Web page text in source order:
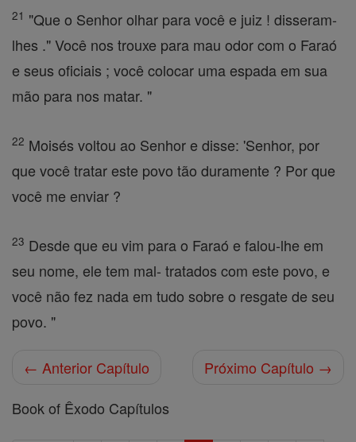
21 "Que o Senhor olhar para você e juiz ! disseram-
lhes ." Você nos trouxe para mau odor com o Faraó
e seus oficiais ; você colocar uma espada em sua
mão para nos matar. "
22 Moisés voltou ao Senhor e disse: 'Senhor, por
que você tratar este povo tão duramente ? Por que
você me enviar ?
23 Desde que eu vim para o Faraó e falou-lhe em
seu nome, ele tem mal- tratados com este povo, e
você não fez nada em tudo sobre o resgate de seu
povo. "
← Anterior Capítulo
Próximo Capítulo →
Book of Êxodo Capítulos